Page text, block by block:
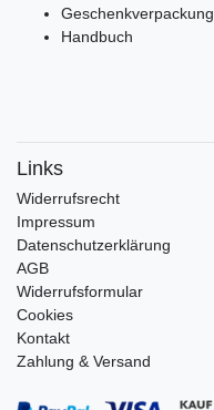
Geschenkverpackung
Handbuch
Links
Widerrufs­recht
Impressum
Daten­schutz­erklärung
AGB
Widerrufsformular
Cookies
Kontakt
Zahlung & Versand